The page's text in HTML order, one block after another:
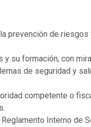
prevención de
su formación, con
de seguridad y
competente o
Interno de